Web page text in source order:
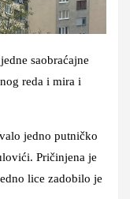
saobraćajne
reda i mira i
jedno putničko
Pričinjena je
lice zadobilo je